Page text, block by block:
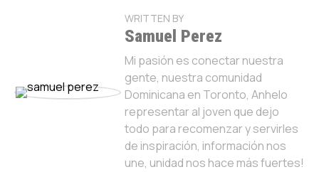
WRITTEN BY
Samuel Perez
Mi pasión es conectar nuestra
gente, nuestra comunidad
Dominicana en Toronto, Anhelo
representar al joven que dejo
todo para recomenzar y servirles
de inspiración, información nos
une, unidad nos hace más fuertes!